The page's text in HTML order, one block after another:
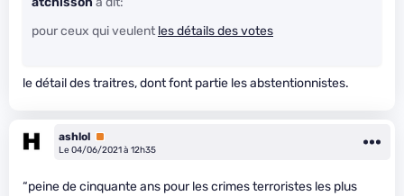
pour ceux qui veulent les détails des votes
le détail des traitres, dont font partie les abstentionnistes.
ashlol Premium
Le 04/06/2021 à 12h35
“peine de cinquante ans pour les crimes terroristes les plus